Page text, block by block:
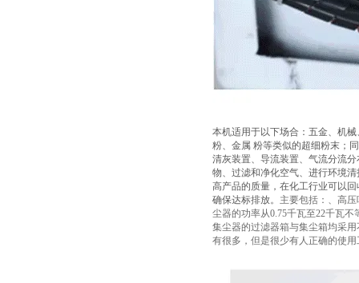
本机适用于以下场合：五金、机
粉、金属 粉等类似的超细粉末；
清灰装置、导流装置、气流分流
物、过滤和净化空气、进行环境
高产品的质量，在化工行业可以
确保达标排放。 主要包括：、高
尘器的功率从0.75千瓦至22千瓦
集尘器的过滤器箱与集尘箱均采
有很多，但是很少有人正确的使